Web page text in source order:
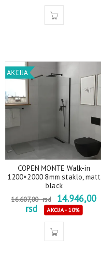
AKCIJA
COPEN MONTE Walk-in
1200×2000 8mm staklo, matt
black
16.607,00rsd
14.946,00
rsd
AKCIJA - 10%